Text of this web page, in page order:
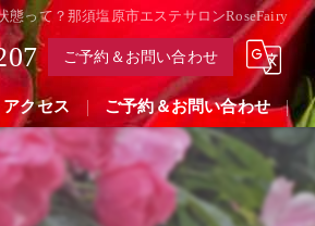
態って？那須塩原市エステサロンRoseFairy
ご予約＆お問い合わせ
アクセス ご予約＆お問い合わせ